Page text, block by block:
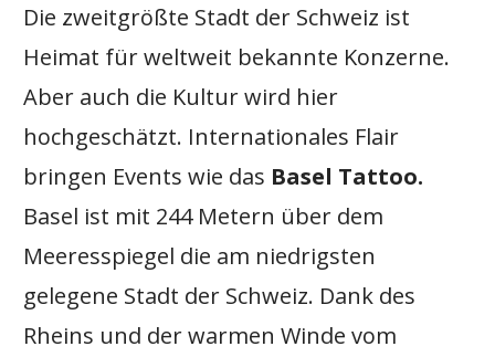
Die zweitgrößte Stadt der Schweiz ist
Heimat für weltweit bekannte Konzerne.
Aber auch die Kultur wird hier
hochgeschätzt. Internationales Flair
bringen Events wie das Basel Tattoo.
Basel ist mit 244 Metern über dem
Meeresspiegel die am niedrigsten
gelegene Stadt der Schweiz. Dank des
Rheins und der warmen Winde vom